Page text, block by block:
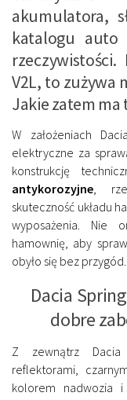
akumulatora,
katalogu
V2L, to zużywa
Jakie zatem ma
W założeniach
elektryczne za
konstrukcję
antykorozyjne ,
skuteczność układu
wyposażenia. Nie
hamownię, aby
obyło się bez przygód.
Dacia
dobre
Z zewnątrz
reflektorami,
kolorem nadwozia